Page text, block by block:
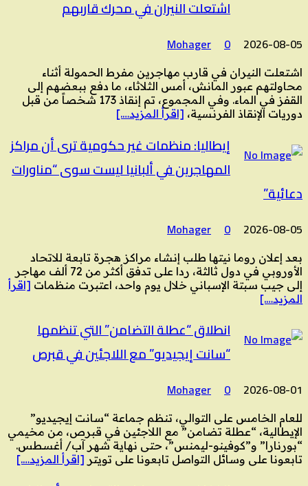
اشتعلت النيران في محرك قاربهم
2026-08-05
Mohager 0
اشتعلت النيران في قارب مهاجرين مفرط الحمولة أثناء
محاولتهم عبور المانش، أمس الثلاثاء، ما دفع ببعضهم إلى
القفز في الماء. وفي المجموع، تم إنقاذ 173 شخصاً من قبل
دوريات الإنقاذ الفرنسية، [اقرأ المزيد….]
إيطاليا: منظمات غير حكومية ترى أن مراكز
المهاجرين في ألبانيا ليست سوى “مناورات
دعائية”
2026-08-05
Mohager 0
بعد إعلان روما نيتها طلب إنشاء مراكز هجرة تابعة للاتحاد
الأوروبي في دول ثالثة، ردا على تدفق أكثر من 72 ألف مهاجر
إلى جيب سبتة الإسباني خلال يوم واحد، اعتبرت منظمات [اقرأ
المزيد….]
انطلاق “عطلة التضامن” التي تنظمها
“سانت إيجيديو” مع اللاجئين في قبرص
2026-08-01
Mohager 0
للعام الخامس على التوالي، تنظم جماعة “سانت إيجيديو”
الإيطالية، “عطلة تضامن” مع اللاجئين في قبرص، من مخيمي
“بورنارا” و”كوفينو-ليمنس”، حتى نهاية شهر آب/ أغسطس.
تابعونا على وسائل التواصل تابعونا على تويتر [اقرأ المزيد….]